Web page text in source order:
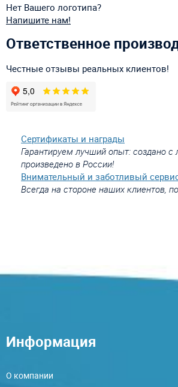
Нет Вашего логотипа?
Напишите нам!
Ответственное
Честные отзывы реальных клиентов!
Сертификаты и награды
Гарантируем лучший опыт: создано с
произведено в России!
Внимательный и заботливый
Всегда на стороне наших клиентов,
Информация
О компании